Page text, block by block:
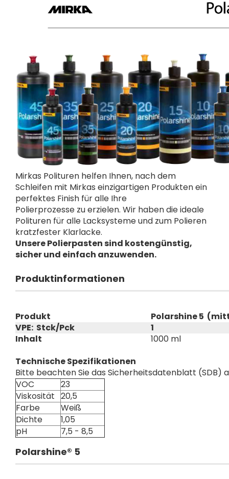
Mirkas Polituren helfen Ihnen, nach dem
Schleifen mit Mirkas einzigartigen Produkten ein
perfektes Finish für alle Ihre
Polierprozesse zu erzielen. Wir haben die ideale
Polituren für alle Lacksysteme und zum Polieren
kratzfester Klarlacke.
Unsere Polierpasten sind kostengünstig,
sicher und einfach anzuwenden.
Produktinformationen
Produkt
Polarshine 5
VPE: Stck/Pck
1
Inhalt
1000 ml
Technische Spezifikationen
Bitte beachten Sie das Sicherheitsdatenblatt (SDB)
VOC
23
Viskosität 20,5
Farbe
Weiß
Dichte
1,05
pH
7,5 - 8,5
Polarshine® 5